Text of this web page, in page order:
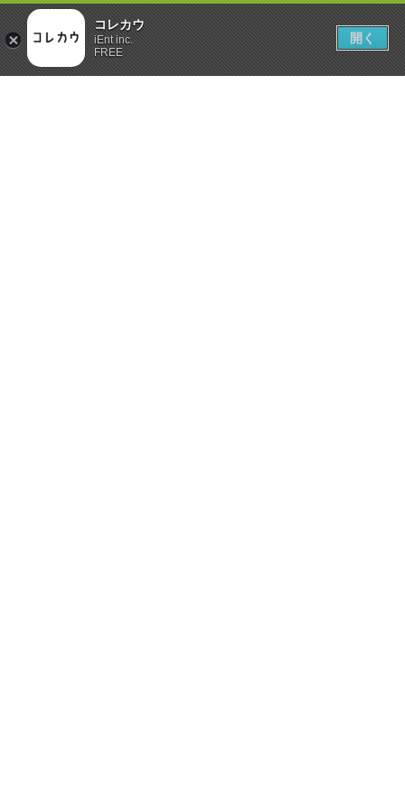
コレカウ
iEnt inc.
FREE
開く